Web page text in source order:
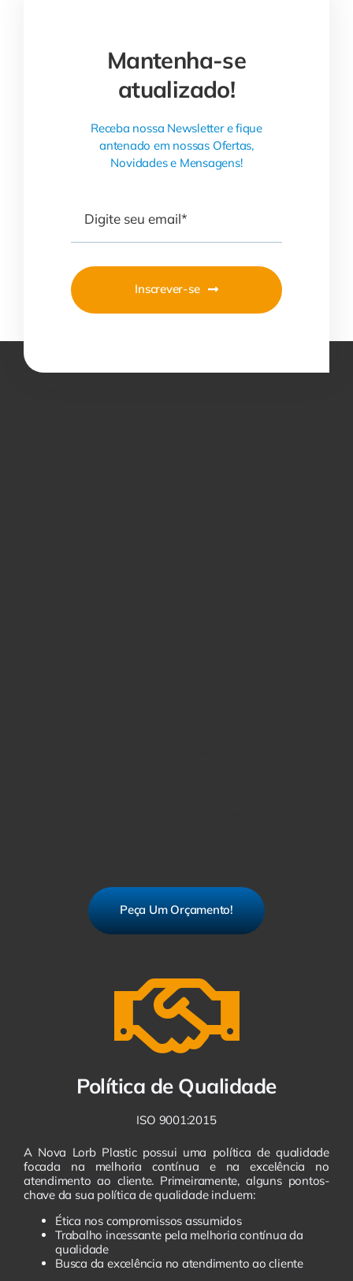
Mantenha-se
atualizado!
Receba nossa Newsletter e fique
antenado em nossas Ofertas,
Novidades e Mensagens!
Inscrever-se
Peça Um Orçamento!
Política de Qualidade
ISO 9001:2015
A Nova Lorb Plastic possui uma política de qualidade
focada na melhoria contínua e na excelência no
atendimento ao cliente. Primeiramente, alguns pontos-
chave da sua política de qualidade incluem:
Ética nos compromissos assumidos
Trabalho incessante pela melhoria contínua da
qualidade
Busca da excelência no atendimento ao cliente